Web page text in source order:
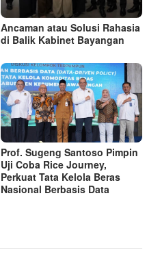
Ancaman atau Solusi Rahasia
di Balik Kabinet Bayangan
Prof. Sugeng Santoso Pimpin
Uji Coba Rice Journey,
Perkuat Tata Kelola Beras
Nasional Berbasis Data